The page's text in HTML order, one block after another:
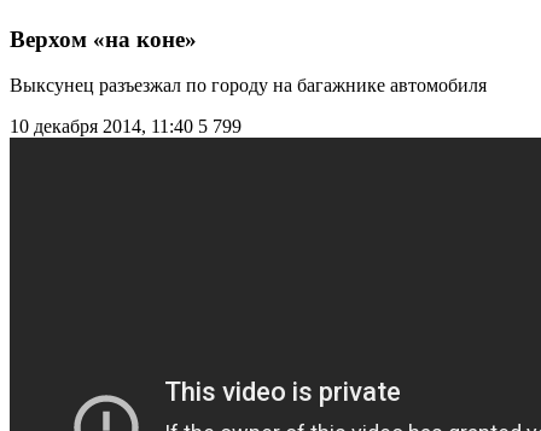
Верхом «на коне»
Выксунец разъезжал по городу на багажнике автомобиля
10 декабря 2014, 11:40 5 799